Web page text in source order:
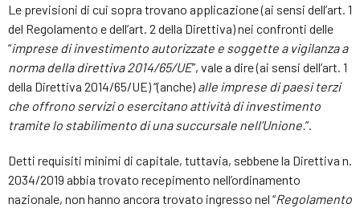
Le previsioni di cui sopra trovano applicazione (ai sensi dell’art. 1
del Regolamento e dell’art. 2 della Direttiva) nei confronti delle
“imprese di investimento autorizzate e soggette a vigilanza a
norma della direttiva 2014/65/UE”, vale a dire (ai sensi dell’art. 1
della Direttiva 2014/65/UE) “(anche) alle imprese di paesi terzi
che offrono servizi o esercitano attività di investimento
tramite lo stabilimento di una succursale nell’Unione.”.
Detti requisiti minimi di capitale, tuttavia, sebbene la Direttiva n.
2034/2019 abbia trovato recepimento nell’ordinamento
nazionale, non hanno ancora trovato ingresso nel “Regolamento